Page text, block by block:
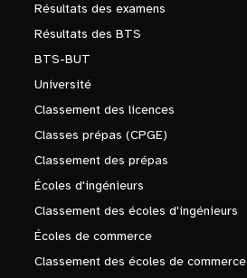
Résultats des examens
Résultats des BTS
BTS-BUT
Université
Classement des licences
Classes prépas (CPGE)
Classement des prépas
Écoles d'ingénieurs
Classement des écoles d'ingénieurs
Écoles de commerce
Classement des écoles de commerce